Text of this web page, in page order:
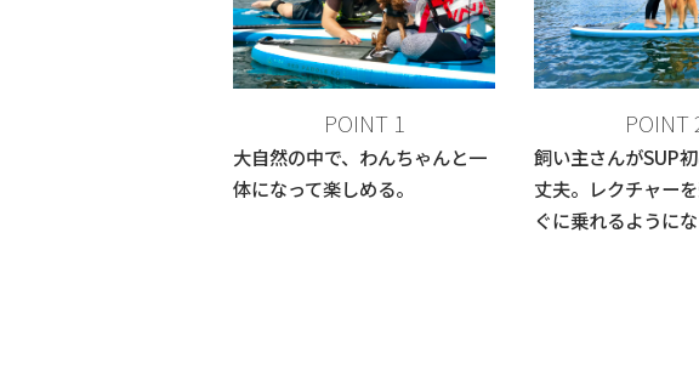
POINT 1
大自然の中で、わんちゃんと一
体になって楽しめる。
POINT
飼い主さんがSUP
丈夫。レクチャー
ぐに乗れるようにな